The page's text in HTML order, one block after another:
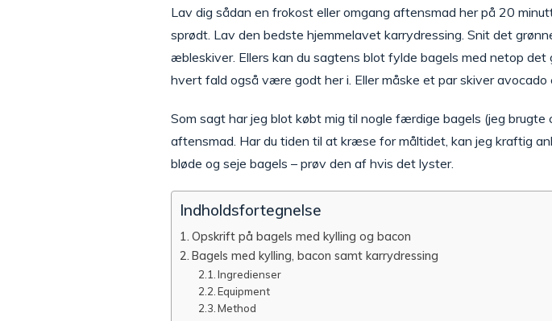
Lav dig sådan en frokost eller omgang aftensmad her på 20
sprødt. Lav den bedste hjemmelavet karrydressing. Snit det
æbleskiver. Ellers kan du sagtens blot fylde bagels med netop det
hvert fald også være godt her i. Eller måske et par skiver avocado
Som sagt har jeg blot købt mig til nogle færdige bagels (jeg
aftensmad. Har du tiden til at kræse for måltidet, kan jeg kraftig
bløde og seje bagels – prøv den af hvis det lyster.
Indholdsfortegnelse
Opskrift på bagels med kylling og bacon
Bagels med kylling, bacon samt karrydressing
Ingredienser
Equipment
Method